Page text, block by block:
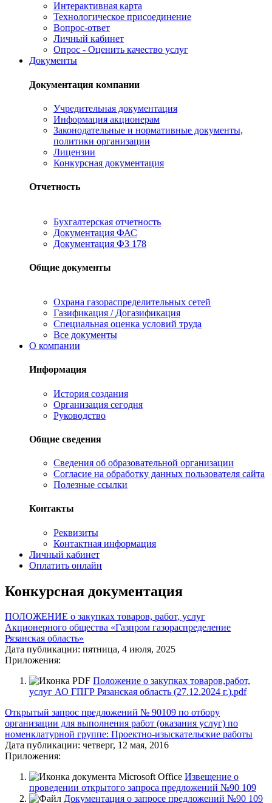
Интерактивная карта
Технологическое присоединение
Вопрос-ответ
Личный кабинет
Опрос - Оценить качество услуг
Документы
Документация компании
Учредительная документация
Информация акционерам
Законодательные и нормативные документы,
политики организации
Лицензии
Конкурсная документация
Отчетность
Бухгалтерская отчетность
Документация ФАС
Документация ФЗ 178
Общие документы
Охрана газораспределительных сетей
Газификация / Догазификация
Специальная оценка условий труда
Все документы
О компании
Информация
История создания
Организация сегодня
Руководство
Общие сведения
Сведения об образовательной организации
Согласие на обработку данных пользователя сайта
Полезные ссылки
Контакты
Реквизиты
Контактная информация
Личный кабинет
Оплатить онлайн
Конкурсная документация
ПОЛОЖЕНИЕ о закупках товаров, работ, услуг
Акционерного общества «Газпром газораспределение
Рязанская область»
Дата публикации: пятница, 4 июля, 2025
Приложения:
Положение о закупках товаров,работ,
услуг АО ГПГР Рязанская область (27.12.2024 г.).pdf
Открытый запрос предложений № 90109 по отбору
организации для выполнения работ (оказания услуг) по
номенклатурной группе: Проектно-изыскательские работы
Дата публикации: четверг, 12 мая, 2016
Приложения:
Извещение о
проведении открытого запроса предложений №90 109
Документация о запросе предложений №90 109